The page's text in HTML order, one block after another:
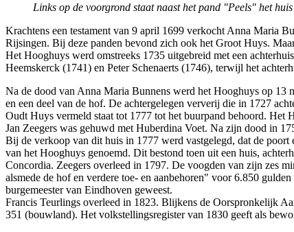
Links op de voorgrond staat naast het pand "Peels" het
Krachtens een testament van 9 april 1699 verkocht Anna Maria
Rijsingen. Bij deze panden bevond zich ook het Groot Huys.
Het Hooghuys werd omstreeks 1735 uitgebreid met een
Heemskerck (1741) en Peter Schenaerts (1746), terwijl het
Na de dood van Anna Maria Bunnens werd het Hooghuys op 13
en een deel van de hof. De achtergelegen ververij die in 1727
Oudt Huys vermeld staat tot 1777 tot het buurpand behoord. Het
Jan Zeegers was gehuwd met Huberdina Voet. Na zijn dood in
Bij de verkoop van dit huis in 1777 werd vastgelegd, dat de poort
van het Hooghuys genoemd. Dit bestond toen uit een huis,
Concordia. Zeegers overleed in 1797. De voogden van zijn zes
alsmede de hof en verdere toe- en aanbehoren" voor 6.850
burgemeester van Eindhoven geweest.
Francis Teurlings overleed in 1823. Blijkens de Oorspronkelijk
351 (bouwland). Het volkstellingsregister van 1830 geeft als